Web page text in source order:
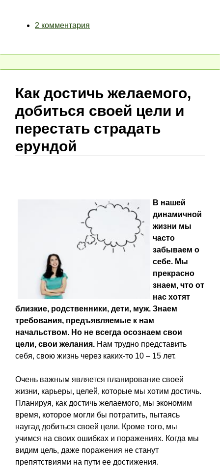
2 комментария
Как достичь желаемого,
добиться своей цели и
перестать страдать
ерундой
В нашей
динамичной
жизни мы
часто
забываем о
себе. Мы
прекрасно
знаем, что от
нас хотят
близкие, родственники, дети, муж. Знаем
требования, предъявляемые к нам
начальством. Но не всегда осознаем свои
цели, свои желания. Нам трудно представить
себя, свою жизнь через каких-то 10 – 15 лет.
Очень важным является планирование своей
жизни, карьеры, целей, которые мы хотим достичь.
Планируя, как достичь желаемого, мы экономим
время, которое могли бы потратить, пытаясь
наугад добиться своей цели. Кроме того, мы
учимся на своих ошибках и поражениях. Когда мы
видим цель, даже поражения не станут
препятствиями на пути ее достижения.